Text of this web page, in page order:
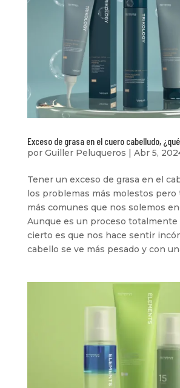
Exceso de grasa en el cuero cabelludo,
por Guiller Peluqueros | Abr 5,
Tener un exceso de grasa en el
los problemas más molestos pero
más comunes que nos solemos
Aunque es un proceso totalmente
cierto es que nos hace sentir
cabello se ve más pesado y con